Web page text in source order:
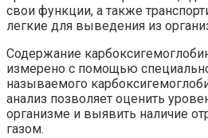
свои функции, а также
легкие для выведения из
Содержание
измерено с помощью
называемого
анализ позволяет оценить
организме и выявить наличие
газом.